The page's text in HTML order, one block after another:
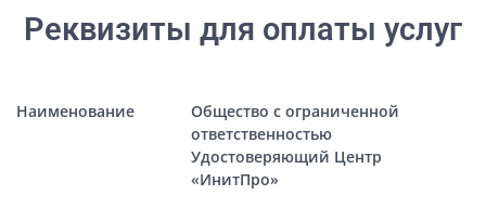
Реквизиты для оплаты услуг
Наименование
Общество с ограниченной
ответственностью
Удостоверяющий Центр
«ИнитПро»